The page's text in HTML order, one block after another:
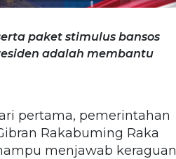
paket stimulus bansos
adalah membantu
pertama, pemerintahan
Rakabuming Raka
menjawab keraguan